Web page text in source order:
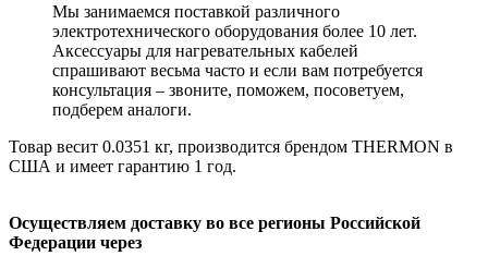
Мы занимаемся поставкой различного
электротехнического оборудования более 10 лет.
Аксессуары для нагревательных кабелей
спрашивают весьма часто и если вам потребуется
консультация – звоните, поможем, посоветуем,
подберем аналоги.
Товар весит 0.0351 кг, производится брендом THERMON в
США и имеет гарантию 1 год.
Осуществляем доставку во все регионы Российской
Федерации через